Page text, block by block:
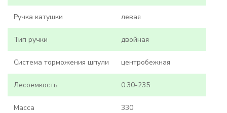
Ручка катушки левая
Тип ручки двойная
Система торможения шпули центробежная
Лесоемкость 0.30-235
Масса 330